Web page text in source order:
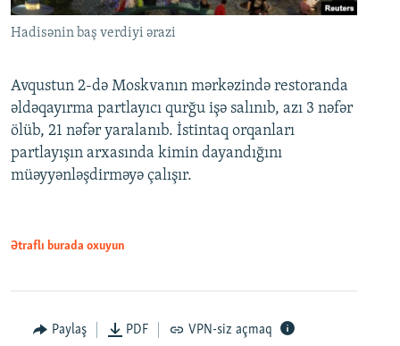
Hadisənin baş verdiyi ərazi
Avqustun 2-də Moskvanın mərkəzində restoranda
əldəqayırma partlayıcı qurğu işə salınıb, azı 3 nəfər
ölüb, 21 nəfər yaralanıb. İstintaq orqanları
partlayışın arxasında kimin dayandığını
müəyyənləşdirməyə çalışır.
Ətraflı burada oxuyun
Paylaş PDF VPN-siz açmaq